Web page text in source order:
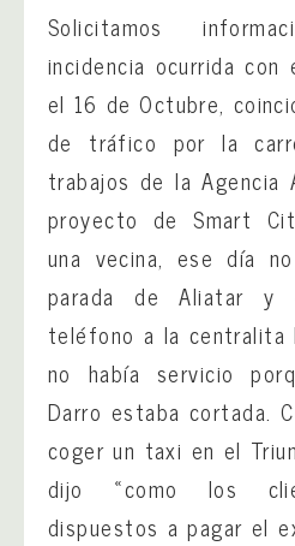
Solicitamos
incidencia ocurrida
el 16 de Octubre,
de tráfico por la
trabajos de la Agencia
proyecto de Smart
una vecina, ese día
parada de Aliatar y
teléfono a la centralita
no había servicio
Darro estaba cortada.
coger un taxi en el
dijo «como los
dispuestos a pagar el